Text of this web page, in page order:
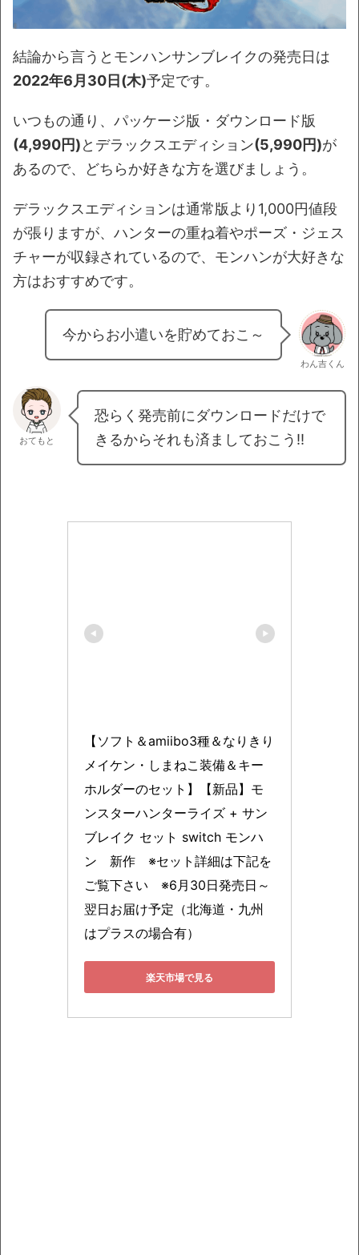
結論から言うとモンハンサンブレイクの発売日は
2022年6月30日(木)予定です。
いつもの通り、パッケージ版・ダウンロード版
(4,990円)とデラックスエディション(5,990円)が
あるので、どちらか好きな方を選びましょう。
デラックスエディションは通常版より1,000円値段
が張りますが、ハンターの重ね着やポーズ・ジェス
チャーが収録されているので、モンハンが大好きな
方はおすすめです。
今からお小遣いを貯めておこ～
わん吉くん
おてもと
恐らく発売前にダウンロードだけで
きるからそれも済ましておこう!!
【ソフト＆amiibo3種＆なりきり
メイケン・しまねこ装備＆キー
ホルダーのセット】【新品】モ
ンスターハンターライズ + サン
ブレイク セット switch モンハ
ン　新作　※セット詳細は下記を
ご覧下さい　※6月30日発売日～
翌日お届け予定（北海道・九州
はプラスの場合有）
楽天市場で見る